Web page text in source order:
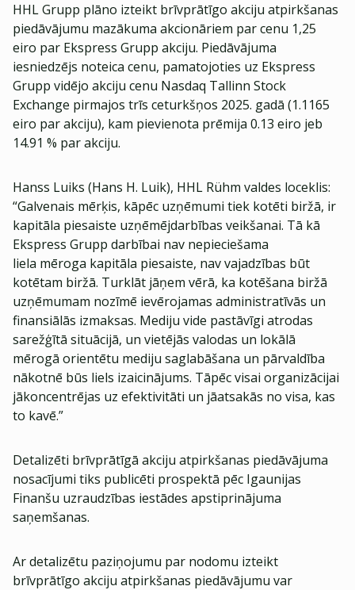
HHL Grupp plāno izteikt brīvprātīgo akciju atpirkšanas
piedāvājumu mazākuma akcionāriem par cenu 1,25
eiro par Ekspress Grupp akciju. Piedāvājuma
iesniedzējs noteica cenu, pamatojoties uz Ekspress
Grupp vidējo akciju cenu Nasdaq Tallinn Stock
Exchange pirmajos trīs ceturkšņos 2025. gadā (1.1165
eiro par akciju), kam pievienota prēmija 0.13 eiro jeb
14.91 % par akciju.
Hanss Luiks (Hans H. Luik), HHL Rühm valdes loceklis:
“Galvenais mērķis, kāpēc uzņēmumi tiek kotēti biržā, ir
kapitāla piesaiste uzņēmējdarbības veikšanai. Tā kā
Ekspress Grupp darbībai nav nepieciešama
liela mēroga kapitāla piesaiste, nav vajadzības būt
kotētam biržā. Turklāt jāņem vērā, ka kotēšana biržā
uzņēmumam nozīmē ievērojamas administratīvās un
finansiālās izmaksas. Mediju vide pastāvīgi atrodas
sarežģītā situācijā, un vietējās valodas un lokālā
mērogā orientētu mediju saglabāšana un pārvaldība
nākotnē būs liels izaicinājums. Tāpēc visai organizācijai
jākoncentrējas uz efektivitāti un jāatsakās no visa, kas
to kavē.”
Detalizēti brīvprātīgā akciju atpirkšanas piedāvājuma
nosacījumi tiks publicēti prospektā pēc Igaunijas
Finanšu uzraudzības iestādes apstiprinājuma
saņemšanas.
Ar detalizētu paziņojumu par nodomu izteikt
brīvprātīgo akciju atpirkšanas piedāvājumu var